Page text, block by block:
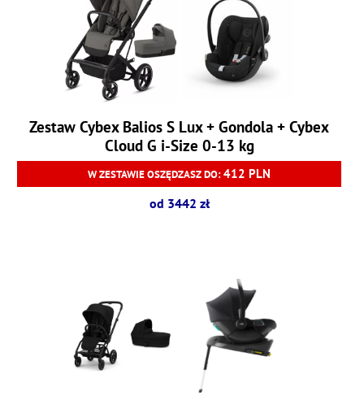
Zestaw Cybex Balios S Lux + Gondola + Cybex
Cloud G i-Size 0-13 kg
W ZESTAWIE OSZĘDZASZ DO:412 PLN
od 3442 zł